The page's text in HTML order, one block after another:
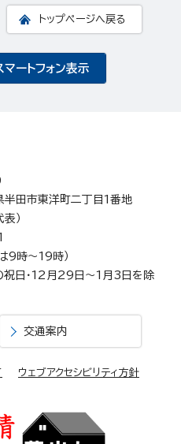
トップページへ戻る
マートフォン表示
市東洋町二丁目1番地
表）
9時～19時）
祝日・12月29日～1月3日を除
交通案内
ウェブアクセシビリティ方針